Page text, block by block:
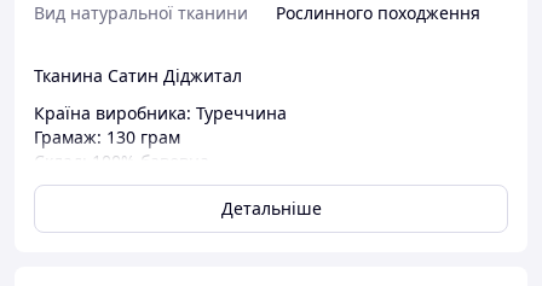
Вид натуральної тканини
Рослинного походження
Тканина Сатин Діджитал
Країна виробника: Туреччина
Грамаж: 130 грам
Склад: 100% бавовна
Ширина: 240 см
Нитка подвійного полірування.
Детальніше